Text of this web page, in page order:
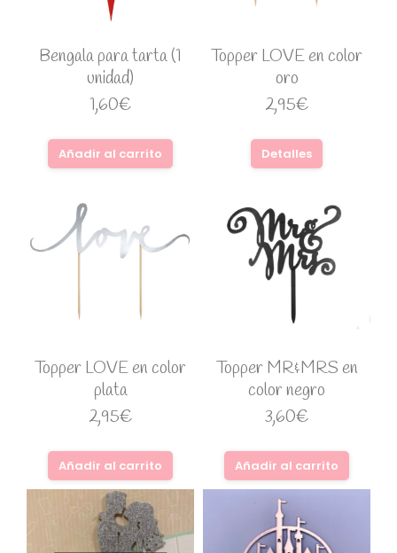
Bengala para tarta (1
unidad)
1,60€
Añadir al carrito
Topper LOVE en color
oro
2,95€
Detalles
Topper LOVE en color
plata
2,95€
Añadir al carrito
Topper MR&MRS en
color negro
3,60€
Añadir al carrito